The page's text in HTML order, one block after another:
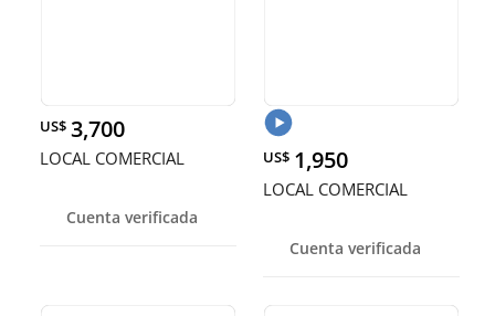
US$ 3,700
LOCAL COMERCIAL
Cuenta verificada
US$ 1,950
LOCAL COMERCIAL
Cuenta verificada